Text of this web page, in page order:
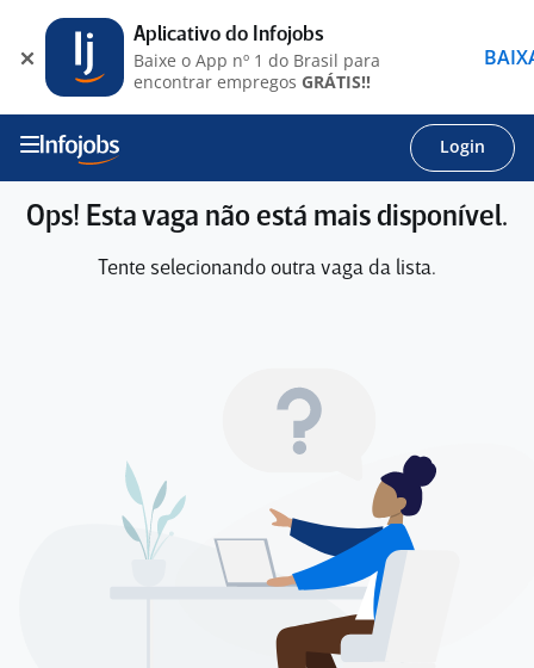
Login
Ops! Esta vaga não está mais disponível.
Tente selecionando outra vaga da lista.
Aplicativo do Infojobs
Baixe o App nº 1 do Brasil para
encontrar empregos GRÁTIS!!